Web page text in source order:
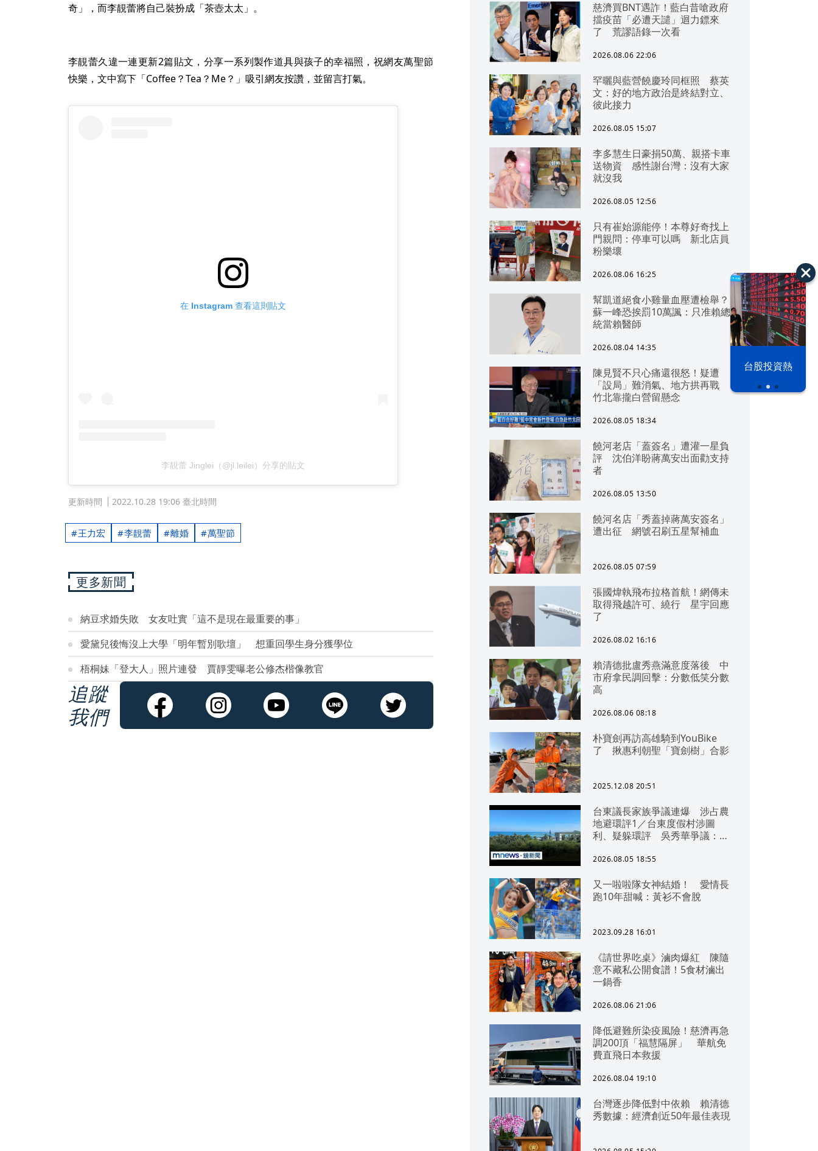
漢光42演習 台股投資熱
奇」，而李靚蕾將自己裝扮成「茶壺太太」。
李靚蕾久違一連更新2篇貼文，分享一系列製作道具與孩子的幸福照，祝網友萬聖節
快樂，文中寫下「Coffee？Tea？Me？」吸引網友按讚，並留言打氣。
在 Instagram 查看這則貼文
李靚蕾 Jinglei（@jl.leilei）分享的貼文
更新時間 2022.10.28 19:06 臺北時間
王力宏 李靚蕾 離婚 萬聖節
更多新聞
納豆求婚失敗 女友吐實「這不是現在最重要的事」
愛黛兒後悔沒上大學「明年暫別歌壇」 想重回學生身分獲學位
梧桐妹「登大人」照片連發 賈靜雯曝老公修杰楷像教官
追蹤
我們
慈濟買BNT遇詐！藍白昔嗆政府
擋疫苗「必遭天譴」迴力鏢來
了 荒謬語錄一次看
2026.08.06 22:06
罕曬與藍營饒慶玲同框照 蔡英
文：好的地方政治是終結對立、
彼此接力
2026.08.05 15:07
李多慧生日豪捐50萬、親搭卡車
送物資 感性謝台灣：沒有大家
就沒我
2026.08.05 12:56
只有崔始源能停！本尊好奇找上
門親問：停車可以嗎 新北店員
粉樂壞
2026.08.06 16:25
幫凱道絕食小雞量血壓遭檢舉？
蘇一峰恐挨罰10萬諷：只准賴總
統當賴醫師
2026.08.04 14:35
陳見賢不只心痛還很怒！疑遭
「設局」難消氣、地方拱再戰
竹北靠攏白營留懸念
2026.08.05 18:34
饒河老店「蓋簽名」遭灌一星負
評 沈伯洋盼蔣萬安出面勸支持
者
2026.08.05 13:50
饒河名店「秀蓋掉蔣萬安簽名」
遭出征 網號召刷五星幫補血
2026.08.05 07:59
張國煒執飛布拉格首航！網傳未
取得飛越許可、繞行 星宇回應
了
2026.08.02 16:16
賴清德批盧秀燕滿意度落後 中
市府拿民調回擊：分數低笑分數
高
2026.08.06 08:18
朴寶劍再訪高雄騎到YouBike
了 揪惠利朝聖「寶劍樹」合影
2025.12.08 20:51
台東議長家族爭議連爆 涉占農
地避環評1／台東度假村涉圖
利、疑躲環評 吳秀華爭議：概
2026.08.05 18:55
又一啦啦隊女神結婚！ 愛情長
跑10年甜喊：黃衫不會脫
2023.09.28 16:01
《請世界吃桌》滷肉爆紅 陳隨
意不藏私公開食譜！5食材滷出
一鍋香
2026.08.06 21:06
降低避難所染疫風險！慈濟再急
調200頂「福慧隔屏」 華航免
費直飛日本救援
2026.08.04 19:10
台灣逐步降低對中依賴 賴清德
秀數據：經濟創近50年最佳表現